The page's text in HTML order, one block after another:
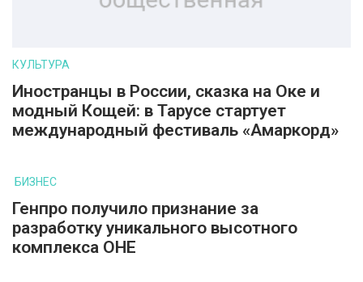
КУЛЬТУРА
Иностранцы в России, сказка на Оке и
модный Кощей: в Тарусе стартует
международный фестиваль «Амаркорд»
БИЗНЕС
Генпро получило признание за
разработку уникального высотного
комплекса ОНЕ